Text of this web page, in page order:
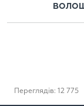
Переглядів: 12 775